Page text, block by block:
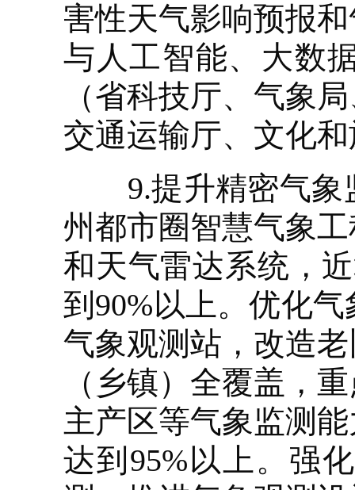
害性天气影响预报
与人工智能、大数
（省科技厅、气象
交通运输厅、文化
9.提升精密气象
州都市圈智慧气象
和天气雷达系统，
到90%以上。优化
气象观测站，改造
（乡镇）全覆盖，
主产区等气象监测
达到95%以上。强